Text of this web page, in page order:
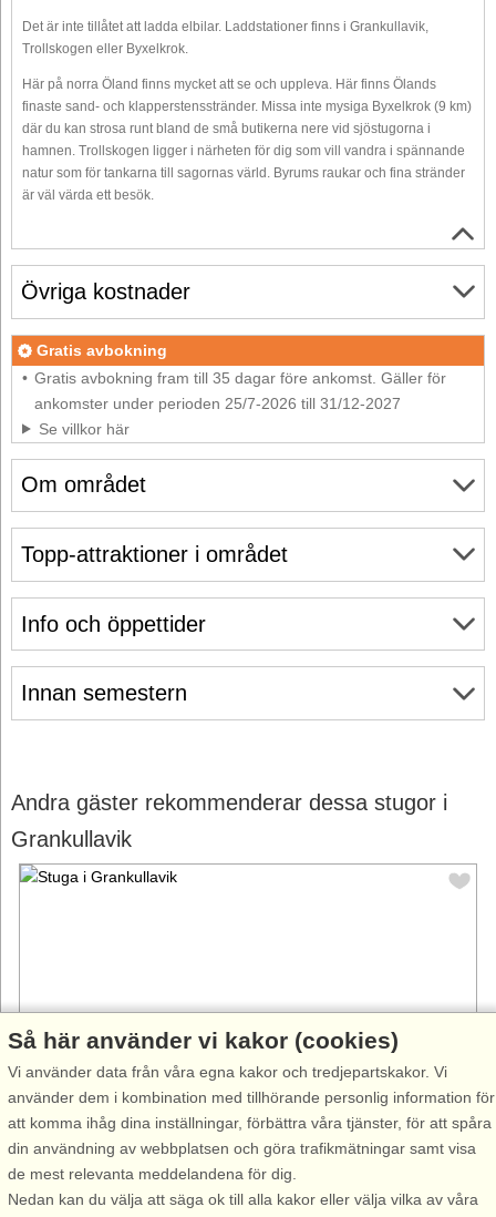
Det är inte tillåtet att ladda elbilar. Laddstationer finns i Grankullavik,
Trollskogen eller Byxelkrok.
Här på norra Öland finns mycket att se och uppleva. Här finns Ölands
finaste sand- och klapperstensstränder. Missa inte mysiga Byxelkrok (9 km)
där du kan strosa runt bland de små butikerna nere vid sjöstugorna i
hamnen. Trollskogen ligger i närheten för dig som vill vandra i spännande
natur som för tankarna till sagornas värld. Byrums raukar och fina stränder
är väl värda ett besök.
Om området
Info och öppettider
Innan semestern
Övriga kostnader
Gratis avbokning
Gratis avbokning fram till 35 dagar före ankomst. Gäller för
ankomster under perioden 25/7-2026 till 31/12-2027
Se villkor här
Topp-attraktioner i området
Andra gäster rekommenderar dessa stugor i
Grankullavik
Stugnr: 66436
Grankullavik
6 personer, 83 m²
Så här använder vi kakor (cookies)
Vi använder data från våra egna kakor och tredjepartskakor. Vi
använder dem i kombination med tillhörande personlig information för
att komma ihåg dina inställningar, förbättra våra tjänster, för att spåra
din användning av webbplatsen och göra trafikmätningar samt visa
de mest relevanta meddelandena för dig.
Nedan kan du välja att säga ok till alla kakor eller välja vilka av våra